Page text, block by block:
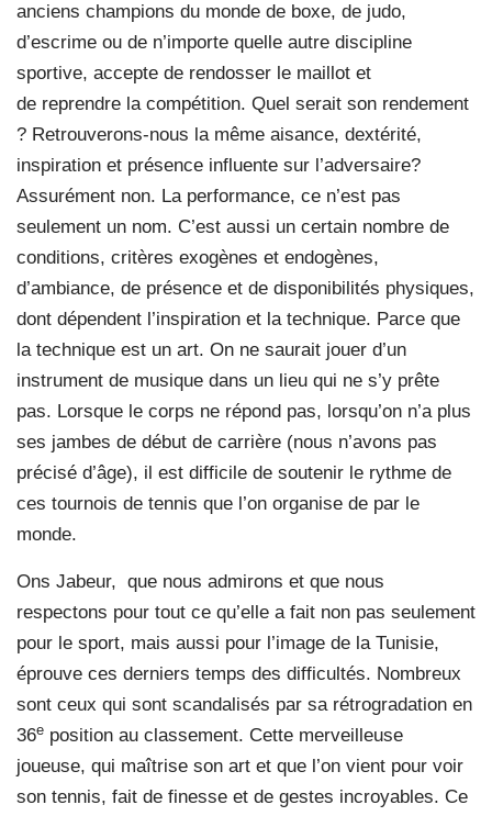
anciens champions du monde de boxe, de judo,
d’escrime ou de n’importe quelle autre discipline
sportive, accepte de rendosser le maillot et
de reprendre la compétition. Quel serait son rendement
? Retrouverons-nous la même aisance, dextérité,
inspiration et présence influente sur l’adversaire?
Assurément non. La performance, ce n’est pas
seulement un nom. C’est aussi un certain nombre de
conditions, critères exogènes et endogènes,
d’ambiance, de présence et de disponibilités physiques,
dont dépendent l’inspiration et la technique. Parce que
la technique est un art. On ne saurait jouer d’un
instrument de musique dans un lieu qui ne s’y prête
pas. Lorsque le corps ne répond pas, lorsqu’on n’a plus
ses jambes de début de carrière (nous n’avons pas
précisé d’âge), il est difficile de soutenir le rythme de
ces tournois de tennis que l’on organise de par le
monde.
Ons Jabeur, que nous admirons et que nous
respectons pour tout ce qu’elle a fait non pas seulement
pour le sport, mais aussi pour l’image de la Tunisie,
éprouve ces derniers temps des difficultés. Nombreux
sont ceux qui sont scandalisés par sa rétrogradation en
36e position au classement. Cette merveilleuse
joueuse, qui maîtrise son art et que l’on vient pour voir
son tennis, fait de finesse et de gestes incroyables. Ce